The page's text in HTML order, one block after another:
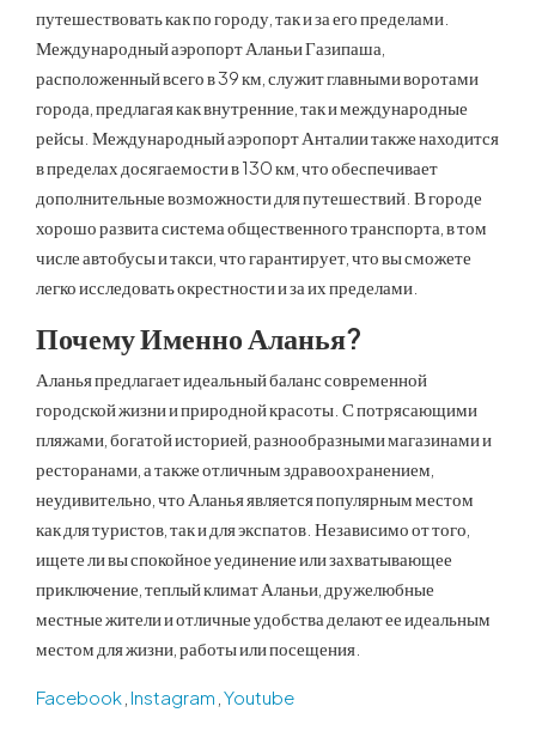
путешествовать как по городу, так и за его пределами.
Международный аэропорт Аланьи Газипаша,
расположенный всего в 39 км, служит главными воротами
города, предлагая как внутренние, так и международные
рейсы. Международный аэропорт Анталии также находится
в пределах досягаемости в 130 км, что обеспечивает
дополнительные возможности для путешествий. В городе
хорошо развита система общественного транспорта, в том
числе автобусы и такси, что гарантирует, что вы сможете
легко исследовать окрестности и за их пределами.
Почему Именно Аланья?
Аланья предлагает идеальный баланс современной
городской жизни и природной красоты. С потрясающими
пляжами, богатой историей, разнообразными магазинами и
ресторанами, а также отличным здравоохранением,
неудивительно, что Аланья является популярным местом
как для туристов, так и для экспатов. Независимо от того,
ищете ли вы спокойное уединение или захватывающее
приключение, теплый климат Аланьи, дружелюбные
местные жители и отличные удобства делают ее идеальным
местом для жизни, работы или посещения.
Facebook Instagram Youtube